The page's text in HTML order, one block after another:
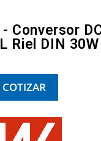
Conversor
Riel DIN
COTIZAR